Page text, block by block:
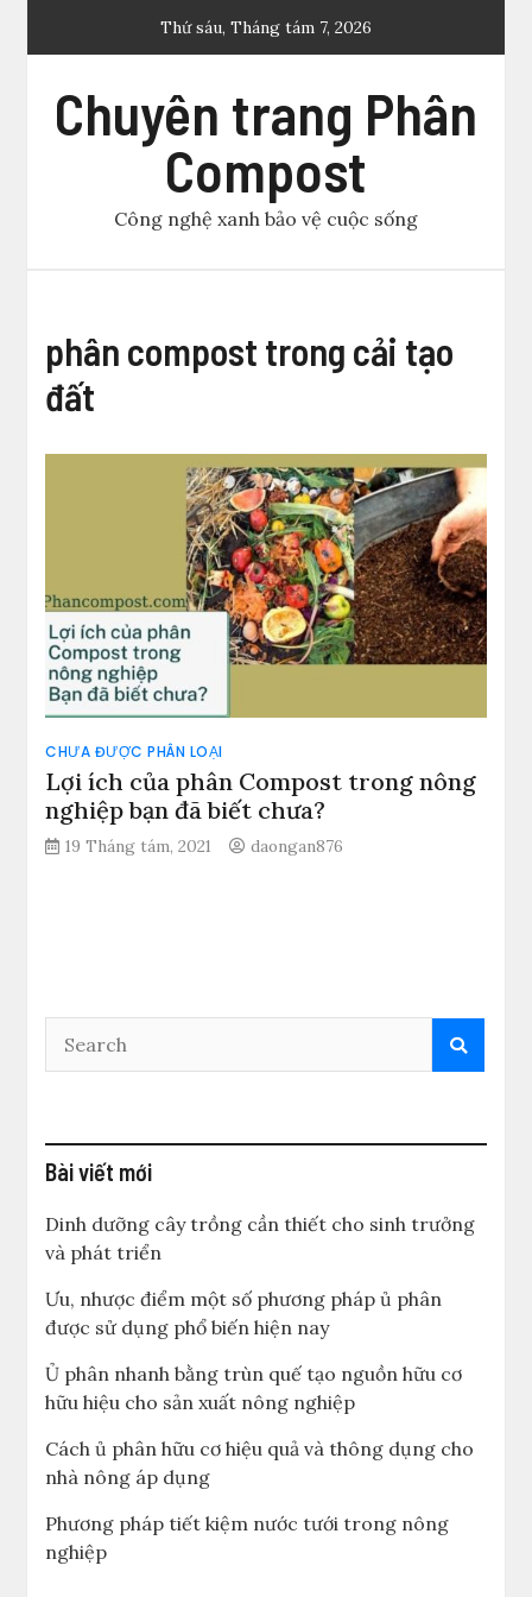
Thứ sáu, Tháng tám 7, 2026
Chuyên trang Phân
Compost
Công nghệ xanh bảo vệ cuộc sống
phân compost trong cải tạo
đất
CHƯA ĐƯỢC PHÂN LOẠI
Lợi ích của phân Compost trong nông
nghiệp bạn đã biết chưa?
19 Tháng tám, 2021 daongan876
Bài viết mới
Dinh dưỡng cây trồng cần thiết cho sinh trưởng
và phát triển
Ưu, nhược điểm một số phương pháp ủ phân
được sử dụng phổ biến hiện nay
Ủ phân nhanh bằng trùn quế tạo nguồn hữu cơ
hữu hiệu cho sản xuất nông nghiệp
Cách ủ phân hữu cơ hiệu quả và thông dụng cho
nhà nông áp dụng
Phương pháp tiết kiệm nước tưới trong nông
nghiệp